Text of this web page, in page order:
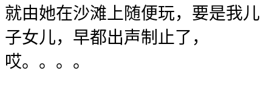
就由她在沙滩上随便玩，要是我儿
子女儿，早都出声制止了，
哎。。。。